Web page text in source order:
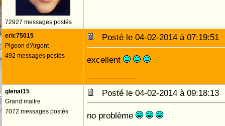
72927 messages postés
eric75015
Pigeon d'Argent
492 messages postés
Posté le 04-02-2014 à
excellent
--------------------
glenat15
Grand maitre
7072 messages postés
Posté le 04-02-2014 à
no problème